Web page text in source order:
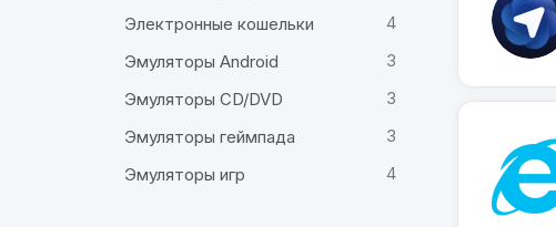
Электронные кошельки
4
Эмуляторы Android
3
Эмуляторы CD/DVD
3
Эмуляторы геймпада
3
Эмуляторы игр
4